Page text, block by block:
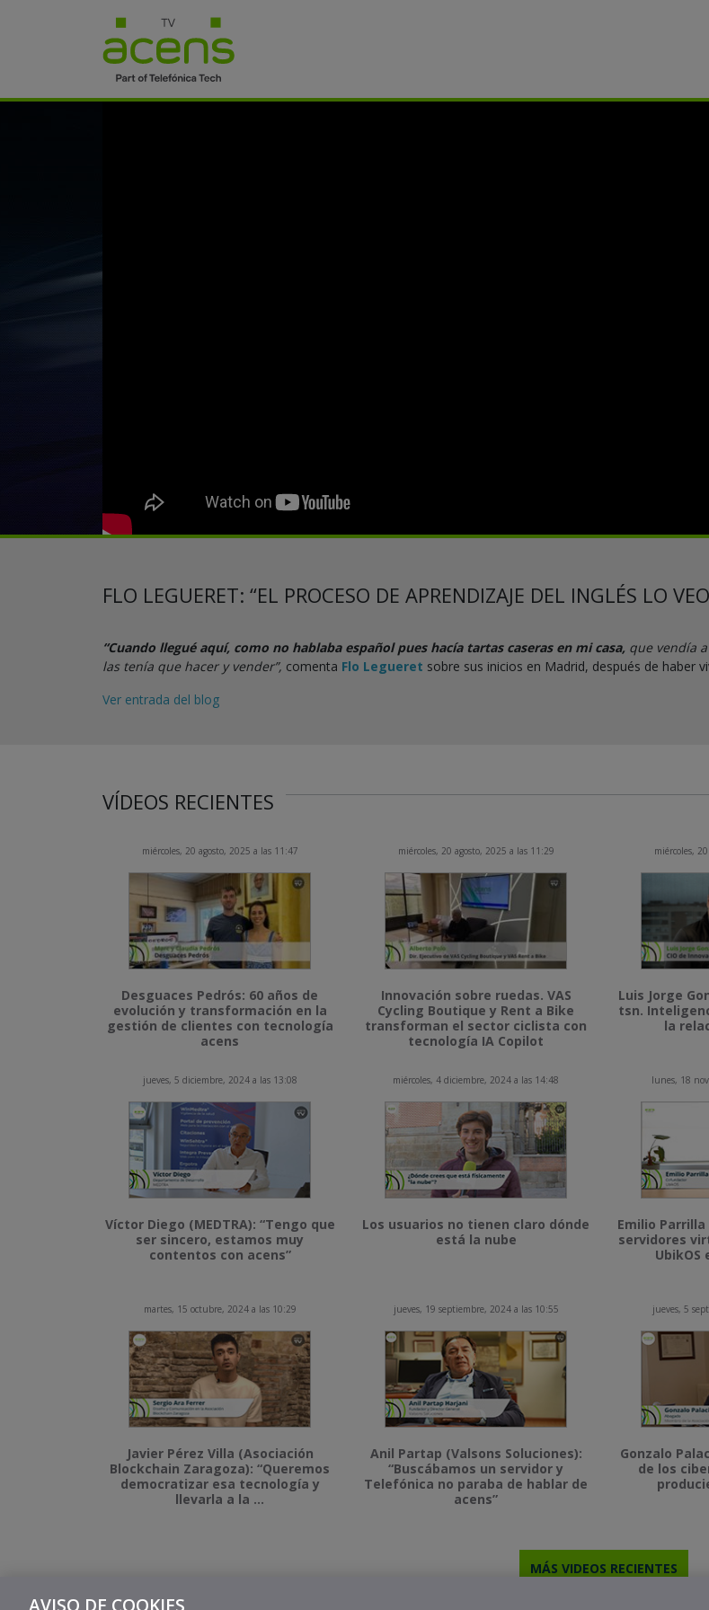
FLO LEGUERET: “EL PROCESO DE APRENDIZAJE DEL INGLÉS LO
“Cuando llegué aquí, como no hablaba español pues hacía tartas caseras en mi casa, que vendía
las tenía que hacer y vender”, comenta Flo Legueret sobre sus inicios en Madrid, después de haber
Ver entrada del blog
VÍDEOS RECIENTES
miércoles, 20 agosto, 2025 a las 11:47
Desguaces Pedrós: 60 años de
evolución y transformación en la
gestión de clientes con tecnología
acens
miércoles, 20 agosto, 2025 a las 11:29
Innovación sobre ruedas. VAS
Cycling Boutique y Rent a Bike
transforman el sector ciclista con
tecnología IA Copilot
miércoles,
Luis Jorge
tsn.
la
jueves, 5 diciembre, 2024 a las 13:08
Víctor Diego (MEDTRA): “Tengo que
ser sincero, estamos muy
contentos con acens”
miércoles, 4 diciembre, 2024 a las 14:48
Los usuarios no tienen claro dónde
está la nube
lunes, 18
Emilio Parrilla
servidores
UbikOS
martes, 15 octubre, 2024 a las 10:29
Javier Pérez Villa (Asociación
Blockchain Zaragoza): “Queremos
democratizar esa tecnología y
llevarla a la ...
jueves, 19 septiembre, 2024 a las 10:55
Anil Partap (Valsons Soluciones):
“Buscábamos un servidor y
Telefónica no paraba de hablar de
acens”
jueves, 5
Gonzalo
de los
MÁS VIDEOS RECIENTES
AVISO DE COOKIES